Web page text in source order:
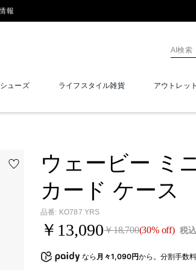
シューズ ライフスタイル雑貨 アウトレット
ウェービー ミ
カード ケース
品番: KO787 YRS
￥13,090￥18,700(30% off) 税込
なら 月々1,090円から。分割手数